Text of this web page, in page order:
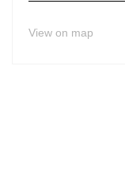
View on map